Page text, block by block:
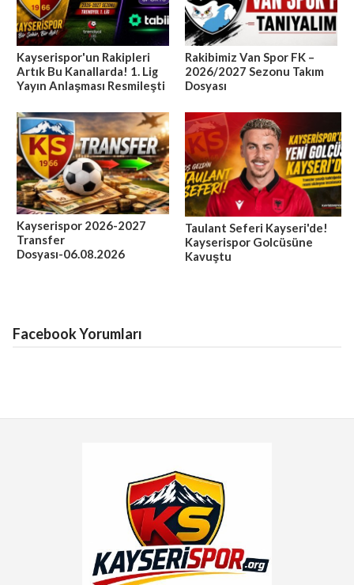
Kayserispor'un Rakipleri
Artık Bu Kanallarda! 1. Lig
Yayın Anlaşması Resmileşti
Rakibimiz Van Spor FK –
2026/2027 Sezonu Takım
Dosyası
Kayserispor 2026-2027
Transfer
Dosyası-06.08.2026
Taulant Seferi Kayseri'de!
Kayserispor Golcüsüne
Kavuştu
Facebook Yorumları